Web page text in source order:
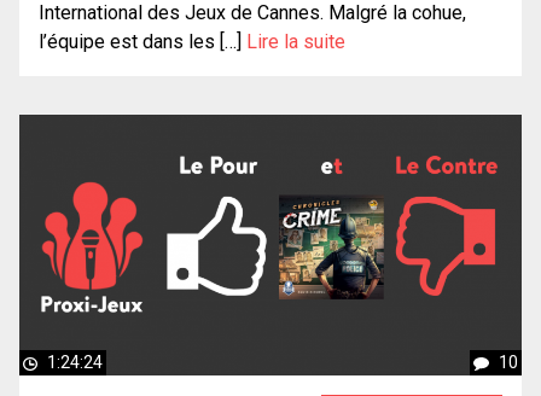
International des Jeux de Cannes. Malgré la cohue,
l’équipe est dans les […] Lire la suite
1:24:24 10